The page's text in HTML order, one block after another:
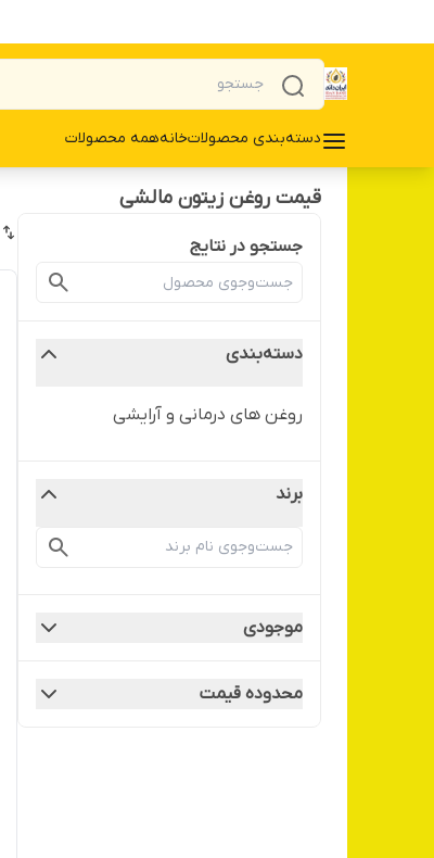
دسته‌بندی محصولاتخانههمه محصولات
قیمت روغن زیتون مالشی
جستجو در نتایج
دسته‌بندی
روغن های درمانی و آرایشی
برند
موجودی
محدوده قیمت